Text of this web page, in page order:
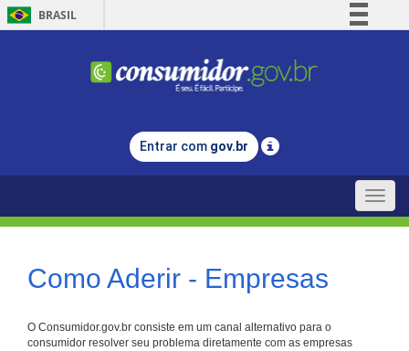
BRASIL
Comunica BR
Legislação
Entrar com gov.br
Toggle
Como Aderir - Empresas
O Consumidor.gov.br consiste em um canal alternativo para o
consumidor resolver seu problema diretamente com as empresas